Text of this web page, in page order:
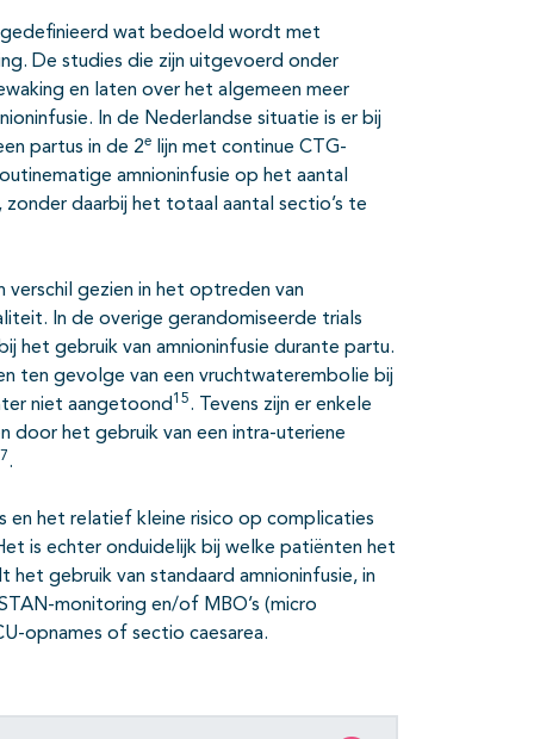
wat bedoeld wordt met
De studies die zijn uitgevoerd onder
en laten over het algemeen meer
In de Nederlandse situatie is er bij
partus in de 2e lijn met continue CTG-
amnioninfusie op het aantal
daarbij het totaal aantal sectio’s te
gezien in het optreden van
In de overige gerandomiseerde trials
het gebruik van amnioninfusie durante partu.
ten gevolge van een vruchtwaterembolie bij
niet aangetoond15. Tevens zijn er enkele
door het gebruik van een intra-uteriene
.
het relatief kleine risico op complicaties
is echter onduidelijk bij welke patiënten het
gebruik van standaard amnioninfusie, in
monitoring en/of MBO’s (micro
opnames of sectio caesarea.